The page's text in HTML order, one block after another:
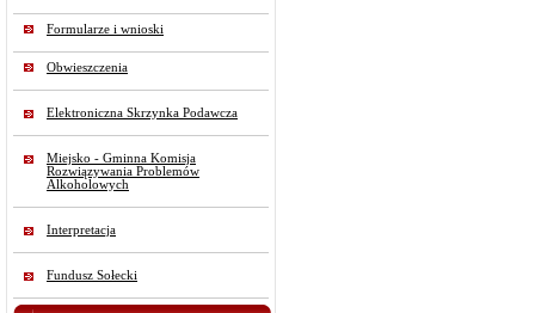
Formularze i wnioski
Obwieszczenia
Elektroniczna Skrzynka Podawcza
Miejsko - Gminna Komisja
Rozwiązywania Problemów
Alkoholowych
Interpretacja
Fundusz Sołecki